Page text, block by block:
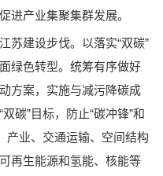
进产业集聚集群发展。
苏建设步伐。以落实“双碳”
绿色转型。统筹有序做好
方案，实施与减污降碳成
碳”目标，防止“碳冲锋”和
产业、交通运输、空间结构
再生能源和氢能、核能等